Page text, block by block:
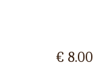
€ 8.00